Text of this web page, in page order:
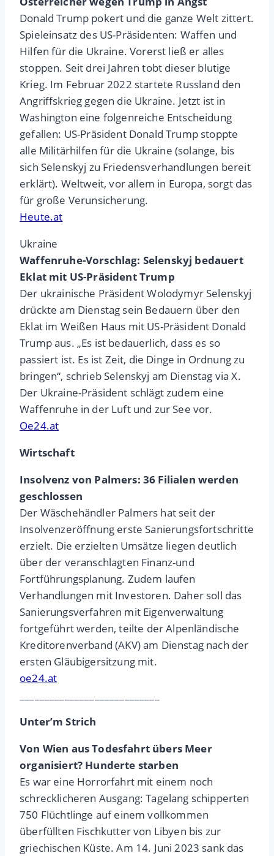
Donald Trump pokert und die ganze Welt zittert.
Spieleinsatz des US-Präsidenten: Waffen und
Hilfen für die Ukraine. Vorerst ließ er alles
stoppen. Seit drei Jahren tobt dieser blutige
Krieg. Im Februar 2022 startete Russland den
Angriffskrieg gegen die Ukraine. Jetzt ist in
Washington eine folgenreiche Entscheidung
gefallen: US-Präsident Donald Trump stoppte
alle Militärhilfen für die Ukraine (solange, bis
sich Selenskyj zu Friedensverhandlungen bereit
erklärt). Weltweit, vor allem in Europa, sorgt das
für große Verunsicherung.
Heute.at
Ukraine
Waffenruhe-Vorschlag: Selenskyj bedauert
Eklat mit US-Präsident Trump
Der ukrainische Präsident Wolodymyr Selenskyj
drückte am Dienstag sein Bedauern über den
Eklat im Weißen Haus mit US-Präsident Donald
Trump aus. „Es ist bedauerlich, dass es so
passiert ist. Es ist Zeit, die Dinge in Ordnung zu
bringen“, schrieb Selenskyj am Dienstag via X.
Der Ukraine-Präsident schlägt zudem eine
Waffenruhe in der Luft und zur See vor.
Oe24.at
Wirtschaft
Insolvenz von Palmers: 36 Filialen werden
geschlossen
Der Wäschehändler Palmers hat seit der
Insolvenzeröffnung erste Sanierungsfortschritte
erzielt. Die erzielten Umsätze liegen deutlich
über der veranschlagten Finanz-und
Fortführungsplanung. Zudem laufen
Verhandlungen mit Investoren. Daher soll das
Sanierungsverfahren mit Eigenverwaltung
fortgeführt werden, teilte der Alpenländische
Kreditorenverband (AKV) am Dienstag nach der
ersten Gläubigersitzung mit.
oe24.at
Unter’m Strich
Von Wien aus Todesfahrt übers Meer
organisiert? Hunderte starben
Es war eine Horrorfahrt mit einem noch
schrecklicheren Ausgang: Tagelang schipperten
750 Flüchtlinge auf einem vollkommen
überfüllten Fischkutter von Libyen bis zur
griechischen Küste. Am 14. Juni 2023 sank das